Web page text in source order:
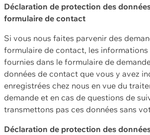
Déclaration de protection des
formulaire de contact
Si vous nous faites parvenir des
formulaire de contact, les informations
fournies dans le formulaire de
données de contact que vous y avez
enregistrées chez nous en vue du
demande et en cas de questions de
transmettons pas ces données sans
Déclaration de protection des